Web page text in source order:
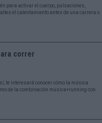
para activar el cuerpo, pulsaciones,
el calentamiento antes de una carrera o
correr
te interesará conocer cómo la música
de la combinación música+running con